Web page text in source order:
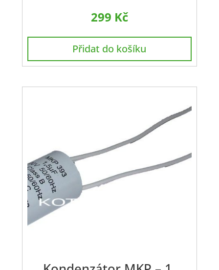
299 Kč
Přidat do košíku